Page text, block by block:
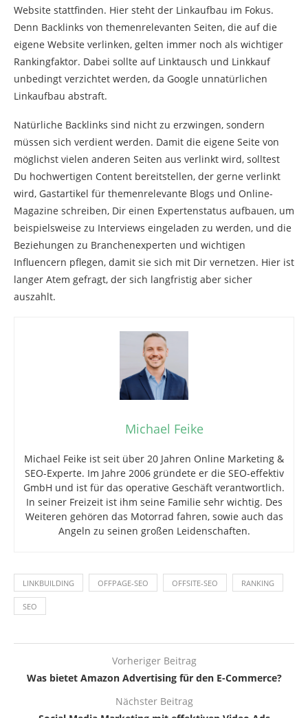
Website stattfinden. Hier steht der Linkaufbau im Fokus.
Denn Backlinks von themenrelevanten Seiten, die auf die
eigene Website verlinken, gelten immer noch als wichtiger
Rankingfaktor. Dabei sollte auf Linktausch und Linkkauf
unbedingt verzichtet werden, da Google unnatürlichen
Linkaufbau abstraft.
Natürliche Backlinks sind nicht zu erzwingen, sondern
müssen sich verdient werden. Damit die eigene Seite von
möglichst vielen anderen Seiten aus verlinkt wird, solltest
Du hochwertigen Content bereitstellen, der gerne verlinkt
wird, Gastartikel für themenrelevante Blogs und Online-
Magazine schreiben, Dir einen Expertenstatus aufbauen, um
beispielsweise zu Interviews eingeladen zu werden, und die
Beziehungen zu Branchenexperten und wichtigen
Influencern pflegen, damit sie sich mit Dir vernetzen. Hier ist
langer Atem gefragt, der sich langfristig aber sicher
auszahlt.
Michael Feike
Michael Feike ist seit über 20 Jahren Online Marketing &
SEO-Experte. Im Jahre 2006 gründete er die SEO-effektiv
GmbH und ist für das operative Geschäft verantwortlich.
In seiner Freizeit ist ihm seine Familie sehr wichtig. Des
Weiteren gehören das Motorrad fahren, sowie auch das
Angeln zu seinen großen Leidenschaften.
LINKBUILDING OFFPAGE-SEO OFFSITE-SEO RANKING
SEO
Vorheriger Beitrag
Was bietet Amazon Advertising für den E-Commerce?
Nächster Beitrag